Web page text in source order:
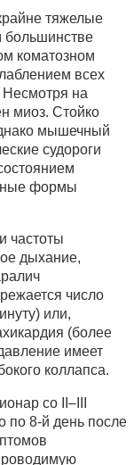
тяжелые
коматозном
всех
на
миоз. Стойко
мышечный
судороги
формы
частоты
дыхание,
число
или,
(более
имеет
коллапса.
со II–III
по 8-й день после